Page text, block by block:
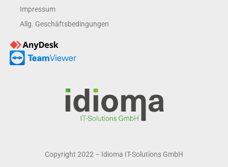
Impressum
Allg. Geschäftsbedingungen
Copyright 2022 – Idioma IT-Solutions GmbH